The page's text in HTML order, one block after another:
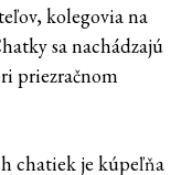
kolegovia na
sa nachádzajú
priezračnom
chatiek je kúpeľňa